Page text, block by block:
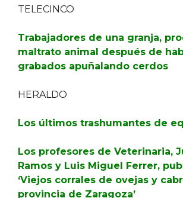
TELECINCO
Trabajadores de una granja,
maltrato animal después de
grabados apuñalando cerdos
HERALDO
Los últimos trashumantes de
Los profesores de Veterinaria,
Ramos y Luis Miguel Ferrer,
‘Viejos corrales de ovejas y
provincia de Zaragoza’